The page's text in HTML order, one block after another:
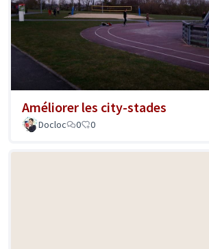
Améliorer les city-stades
Docloc
0 0